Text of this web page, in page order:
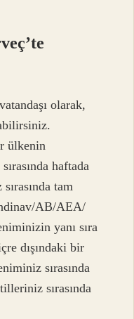
olarak,
ülkenin
haftada
tam
AB/AEA/
yanı sıra
dışındaki bir
sırasında
sırasında